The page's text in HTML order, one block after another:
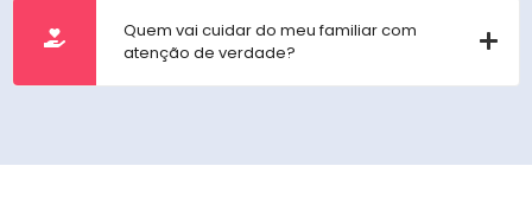
Quem vai cuidar do meu familiar com
atenção de verdade?